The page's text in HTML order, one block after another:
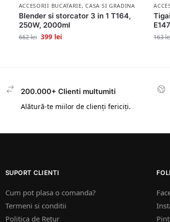
ACCESORII BUCATARIE,CASA SI GRADINA
Blender si storcator 3 in 1 T164,
250W, 2000ml
662lei 399 lei 163
200.000+ Clienti multumiti
Alătură-te miilor de clienți fericiți.
SUPORT CLIENTI
Cum pot plasa o comanda?
Termeni si conditii
Politica de Retur